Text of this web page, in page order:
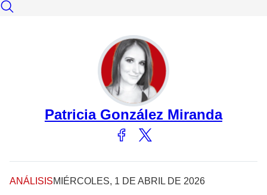
Patricia González Miranda
ANÁLISISMIÉRCOLES, 1 DE ABRIL DE 2026